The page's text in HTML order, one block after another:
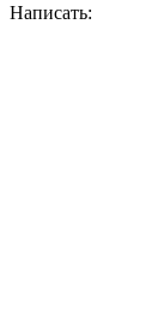
Написать: